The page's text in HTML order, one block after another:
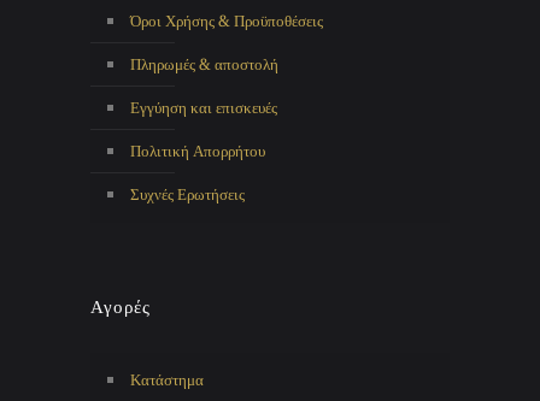
Όροι Χρήσης & Προϋποθέσεις
Πληρωμές & αποστολή
Εγγύηση και επισκευές
Πολιτική Απορρήτου
Συχνές Ερωτήσεις
Αγορές
Κατάστημα